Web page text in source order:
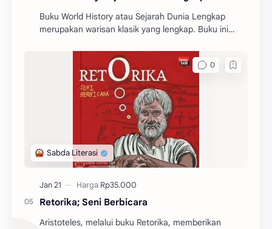
Buku World History atau Sejarah Dunia Lengkap
merupakan warisan klasik yang lengkap. Buku ini
sejarah dunia.
Retorika; Seni Berbicara
Aristoteles, melalui buku Retorika, memberikan